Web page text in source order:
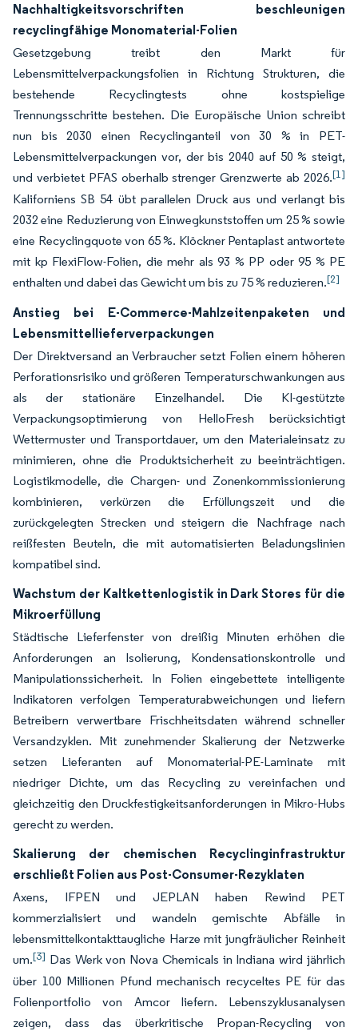
Nachhaltigkeitsvorschriften beschleunigen
recyclingfähige Monomaterial-Folien
Gesetzgebung treibt den Markt für
Lebensmittelverpackungsfolien in Richtung Strukturen, die
bestehende Recyclingtests ohne kostspielige
Trennungsschritte bestehen. Die Europäische Union schreibt
nun bis 2030 einen Recyclinganteil von 30 % in PET-
Lebensmittelverpackungen vor, der bis 2040 auf 50 % steigt,
und verbietet PFAS oberhalb strenger Grenzwerte ab 2026.[1]
Kaliforniens SB 54 übt parallelen Druck aus und verlangt bis
2032 eine Reduzierung von Einwegkunststoffen um 25 % sowie
eine Recyclingquote von 65 %. Klöckner Pentaplast antwortete
mit kp FlexiFlow-Folien, die mehr als 93 % PP oder 95 % PE
enthalten und dabei das Gewicht um bis zu 75 % reduzieren.[2]
Anstieg bei E-Commerce-Mahlzeitenpaketen und
Lebensmittellieferverpackungen
Der Direktversand an Verbraucher setzt Folien einem höheren
Perforationsrisiko und größeren Temperaturschwankungen aus
als der stationäre Einzelhandel. Die KI-gestützte
Verpackungsoptimierung von HelloFresh berücksichtigt
Wettermuster und Transportdauer, um den Materialeinsatz zu
minimieren, ohne die Produktsicherheit zu beeinträchtigen.
Logistikmodelle, die Chargen- und Zonenkommissionierung
kombinieren, verkürzen die Erfüllungszeit und die
zurückgelegten Strecken und steigern die Nachfrage nach
reißfesten Beuteln, die mit automatisierten Beladungslinien
kompatibel sind.
Wachstum der Kaltkettenlogistik in Dark Stores für die
Mikroerfüllung
Städtische Lieferfenster von dreißig Minuten erhöhen die
Anforderungen an Isolierung, Kondensationskontrolle und
Manipulationssicherheit. In Folien eingebettete intelligente
Indikatoren verfolgen Temperaturabweichungen und liefern
Betreibern verwertbare Frischheitsdaten während schneller
Versandzyklen. Mit zunehmender Skalierung der Netzwerke
setzen Lieferanten auf Monomaterial-PE-Laminate mit
niedriger Dichte, um das Recycling zu vereinfachen und
gleichzeitig den Druckfestigkeitsanforderungen in Mikro-Hubs
gerecht zu werden.
Skalierung der chemischen Recyclinginfrastruktur
erschließt Folien aus Post-Consumer-Rezyklaten
Axens, IFPEN und JEPLAN haben Rewind PET
kommerzialisiert und wandeln gemischte Abfälle in
lebensmittelkontakttaugliche Harze mit jungfräulicher Reinheit
um.[3] Das Werk von Nova Chemicals in Indiana wird jährlich
über 100 Millionen Pfund mechanisch recyceltes PE für das
Folienportfolio von Amcor liefern. Lebenszyklusanalysen
zeigen, dass das überkritische Propan-Recycling von